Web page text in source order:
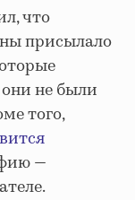
что
присылало
не были
того,
—